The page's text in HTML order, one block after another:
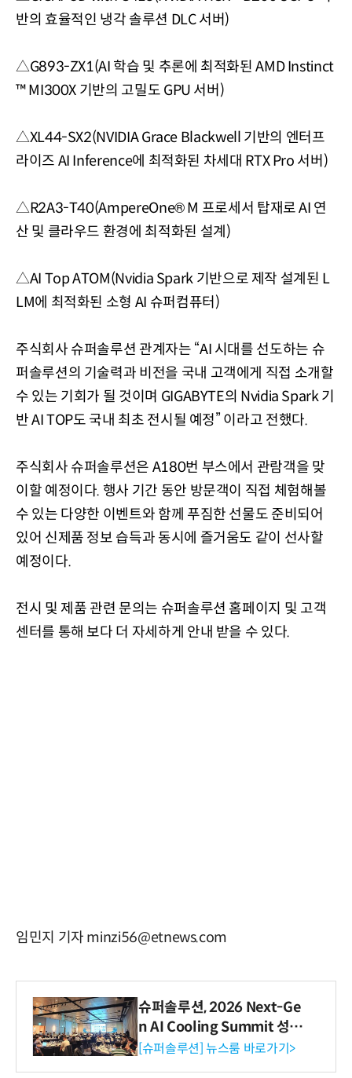
반의 효율적인 냉각 솔루션 DLC 서버)
△G893-ZX1(AI 학습 및 추론에 최적화된 AMD Instinct
™ MI300X 기반의 고밀도 GPU 서버)
△XL44-SX2(NVIDIA Grace Blackwell 기반의 엔터프
라이즈 AI Inference에 최적화된 차세대 RTX Pro 서버)
△R2A3-T40(AmpereOne® M 프로세서 탑재로 AI 연
산 및 클라우드 환경에 최적화된 설계)
△AI Top ATOM(Nvidia Spark 기반으로 제작 설계된 L
LM에 최적화된 소형 AI 슈퍼컴퓨터)
주식회사 슈퍼솔루션 관계자는 “AI 시대를 선도하는 슈
퍼솔루션의 기술력과 비전을 국내 고객에게 직접 소개할
수 있는 기회가 될 것이며 GIGABYTE의 Nvidia Spark 기
반 AI TOP도 국내 최초 전시될 예정” 이라고 전했다.
주식회사 슈퍼솔루션은 A180번 부스에서 관람객을 맞
이할 예정이다. 행사 기간 동안 방문객이 직접 체험해볼
수 있는 다양한 이벤트와 함께 푸짐한 선물도 준비되어
있어 신제품 정보 습득과 동시에 즐거움도 같이 선사할
예정이다.
전시 및 제품 관련 문의는 슈퍼솔루션 홈페이지 및 고객
센터를 통해 보다 더 자세하게 안내 받을 수 있다.
임민지 기자 minzi56@etnews.com
슈퍼솔루션, 2026 Next-Ge
n AI Cooling Summit 성황
리 성료
[슈퍼솔루션] 뉴스룸 바로가기>